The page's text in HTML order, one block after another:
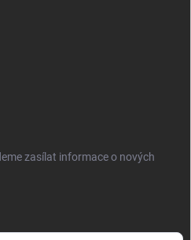
zasílat informace o nových